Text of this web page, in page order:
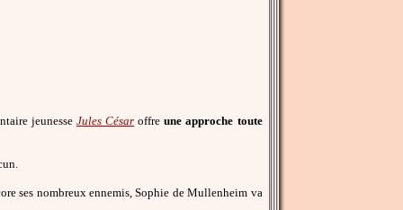
jeunesseJules César offreune approche toute
ses nombreux ennemis, Sophie de Mullenheim va